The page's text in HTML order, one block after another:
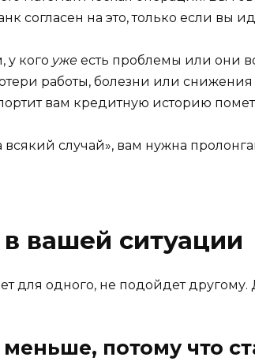
согласен на это, только если вы
у кого уже есть проблемы или они
работы, болезни или
вам кредитную историю
всякий случай», вам нужна
вашей ситуации
для одного, не подойдет
потому что